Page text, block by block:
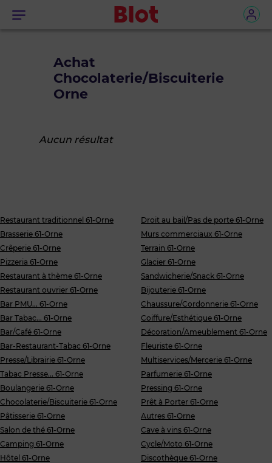
Menu
Achat
Chocolaterie/Biscuiterie
Orne
Aucun résultat
Restaurant traditionnel 61-Orne
Brasserie 61-Orne
Crêperie 61-Orne
Pizzeria 61-Orne
Restaurant à thème 61-Orne
Restaurant ouvrier 61-Orne
Bar PMU... 61-Orne
Bar Tabac... 61-Orne
Bar/Café 61-Orne
Bar-Restaurant-Tabac 61-Orne
Presse/Librairie 61-Orne
Tabac Presse... 61-Orne
Boulangerie 61-Orne
Chocolaterie/Biscuiterie 61-Orne
Pâtisserie 61-Orne
Salon de thé 61-Orne
Camping 61-Orne
Hôtel 61-Orne
Droit au bail/Pas de porte 61-Orne
Murs commerciaux 61-Orne
Terrain 61-Orne
Glacier 61-Orne
Sandwicherie/Snack 61-Orne
Bijouterie 61-Orne
Chaussure/Cordonnerie 61-Orne
Coiffure/Esthétique 61-Orne
Décoration/Ameublement 61-Orne
Fleuriste 61-Orne
Multiservices/Mercerie 61-Orne
Parfumerie 61-Orne
Pressing 61-Orne
Prêt à Porter 61-Orne
Autres 61-Orne
Cave à vins 61-Orne
Cycle/Moto 61-Orne
Discothèque 61-Orne